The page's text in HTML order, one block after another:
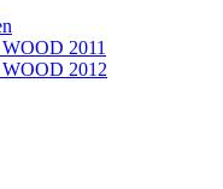
2011
2012